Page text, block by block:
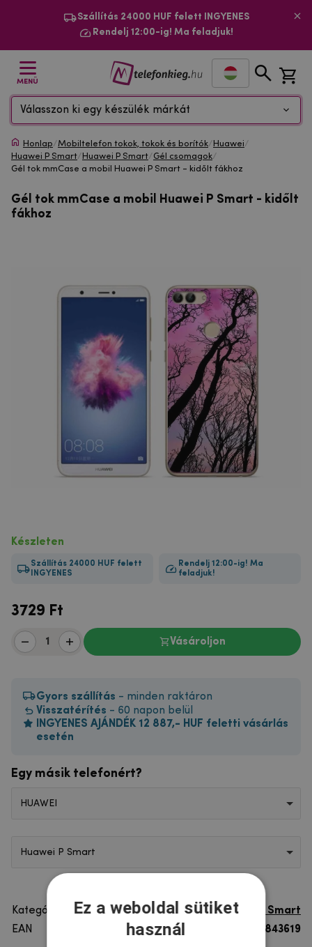
Szállítás 24000 HUF felett INGYENES
Rendelj 12:00-ig! Ma feladjuk!
MENÜ
Válasszon ki egy készülék márkát
Honlap/Mobiltelefon tokok, tokok és borítók/ Huawei/
Huawei P Smart/ Huawei P Smart/Gél csomagok/
Gél tok mmCase a mobil Huawei P Smart - kidőlt fákhoz
Gél tok mmCase a mobil Huawei P Smart - kidőlt
fákhoz
Készleten
Szállítás 24000 HUF felett
INGYENES
Rendelj 12:00-ig! Ma
feladjuk!
3729 Ft
Vásároljon
Gyors szállítás - minden raktáron
Visszatérítés - 60 napon belül
INGYENES AJÁNDÉK 12 887,- HUF feletti vásárlás
esetén
Egy másik telefonért?
HUAWEI
Huawei P Smart
Kategória
Huawei P Smart
EAN
8596579843619
Ez a weboldal sütiket
használ